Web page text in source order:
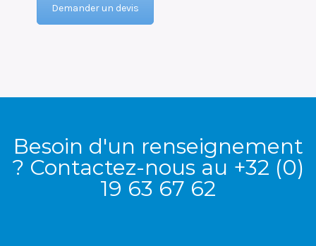
Demander un devis
Besoin d'un renseignement
? Contactez-nous au +32 (0)
19 63 67 62